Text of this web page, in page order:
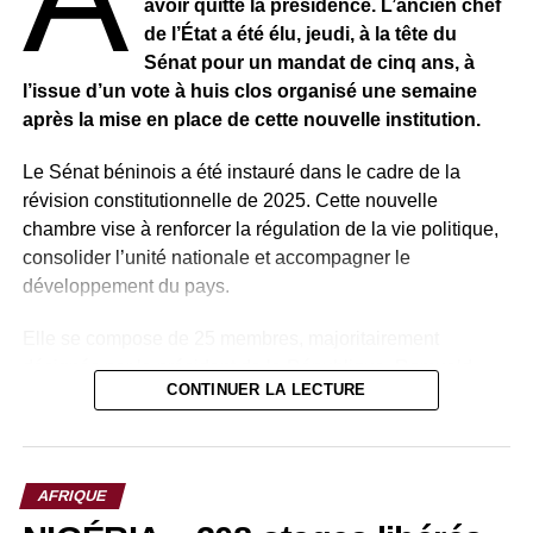
avoir quitté la présidence. L’ancien chef
de l’État a été élu, jeudi, à la tête du
Sénat pour un mandat de cinq ans, à
l’issue d’un vote à huis clos organisé une semaine
après la mise en place de cette nouvelle institution.
Le Sénat béninois a été instauré dans le cadre de la
révision constitutionnelle de 2025. Cette nouvelle
chambre vise à renforcer la régulation de la vie politique,
consolider l’unité nationale et accompagner le
développement du pays.
désignés par le président de la République, Romuald
Wadagni, auxquels s’ajoutent des membres de droit.
Parmi ces membres de droit figurent plusieurs anciens
1996), aujourd’hui âgé de 91 ans, ainsi que Thomas Boni
CONTINUER LA LECTURE
AFRIQUE